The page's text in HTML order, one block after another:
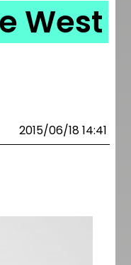
West
2015/06/18 14:41